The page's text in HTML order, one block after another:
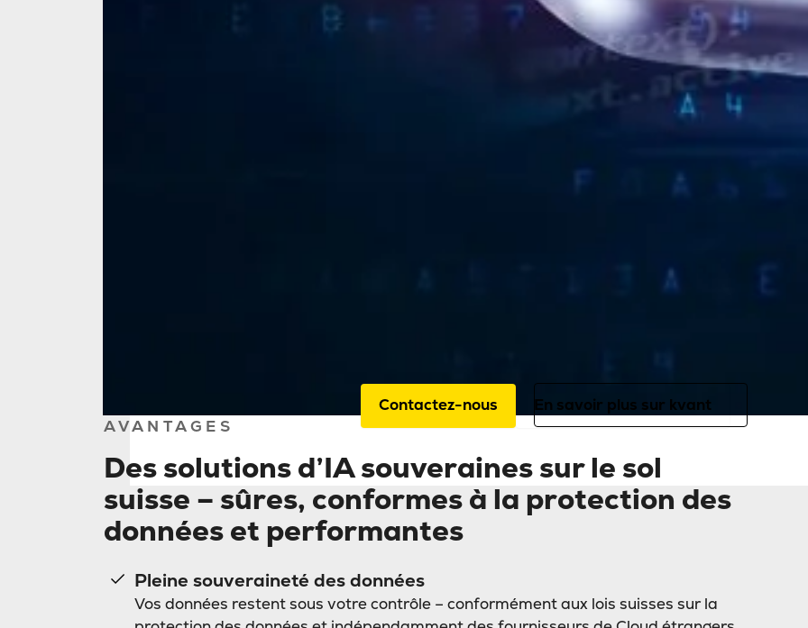
Contactez-nous
En savoir plus sur kvant
AVANTAGES
Des solutions d’IA souveraines sur le sol
suisse – sûres, conformes à la protection des
données et performantes
Pleine souveraineté des données
Vos données restent sous votre contrôle – conformément aux lois suisses sur la